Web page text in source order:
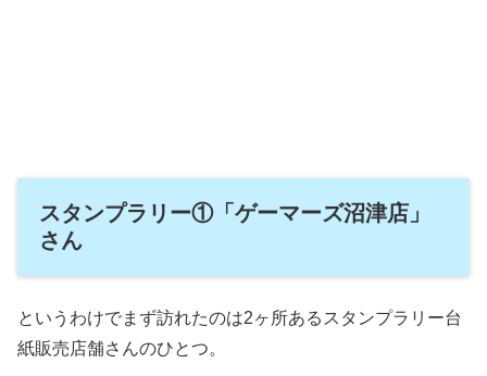
スタンプラリー①「ゲーマーズ沼津店」
さん
というわけでまず訪れたのは2ヶ所あるスタンプラリー台
紙販売店舗さんのひとつ。